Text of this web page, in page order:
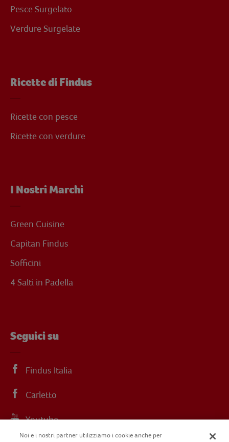
Pesce Surgelato
Verdure Surgelate
Ricette di Findus
Ricette con pesce
Ricette con verdure
I Nostri Marchi
Green Cuisine
Capitan Findus
Sofficini
4 Salti in Padella
Seguici su
Findus Italia
Carletto
Youtube
Noi e i nostri partner utilizziamo i cookie anche per